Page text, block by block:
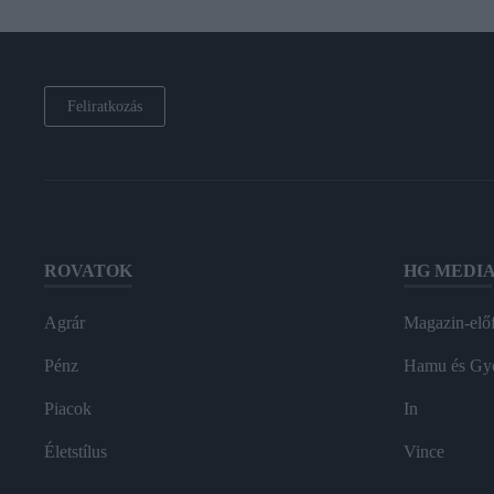
Feliratkozás
ROVATOK
Agrár
Pénz
Piacok
Életstílus
HG MEDIA
Magazin-
Hamu és
In
Vince